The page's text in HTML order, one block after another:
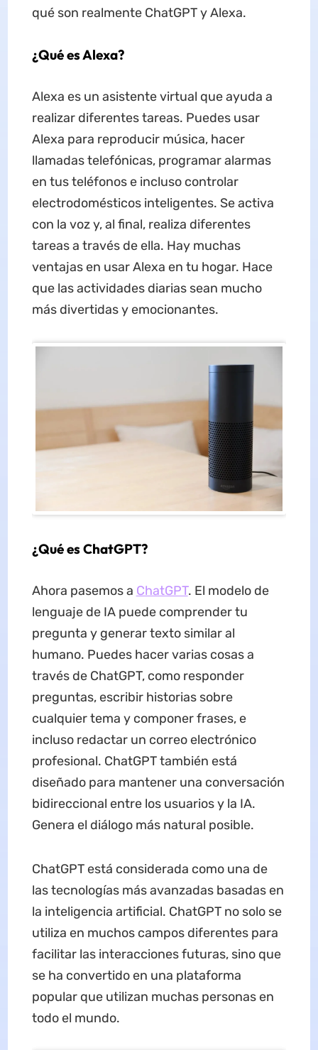
qué son realmente ChatGPT y Alexa.
¿Qué es Alexa?
Alexa es un asistente virtual que ayuda a
realizar diferentes tareas. Puedes usar
Alexa para reproducir música, hacer
llamadas telefónicas, programar alarmas
en tus teléfonos e incluso controlar
electrodomésticos inteligentes. Se activa
con la voz y, al final, realiza diferentes
tareas a través de ella. Hay muchas
ventajas en usar Alexa en tu hogar. Hace
que las actividades diarias sean mucho
más divertidas y emocionantes.
¿Qué es ChatGPT?
Ahora pasemos a ChatGPT. El modelo de
lenguaje de IA puede comprender tu
pregunta y generar texto similar al
humano. Puedes hacer varias cosas a
través de ChatGPT, como responder
preguntas, escribir historias sobre
cualquier tema y componer frases, e
incluso redactar un correo electrónico
profesional. ChatGPT también está
diseñado para mantener una conversación
bidireccional entre los usuarios y la IA.
Genera el diálogo más natural posible.
ChatGPT está considerada como una de
las tecnologías más avanzadas basadas en
la inteligencia artificial. ChatGPT no solo se
utiliza en muchos campos diferentes para
facilitar las interacciones futuras, sino que
se ha convertido en una plataforma
popular que utilizan muchas personas en
todo el mundo.